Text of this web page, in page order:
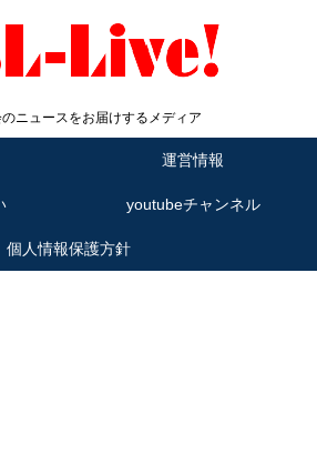
ニュースをお届けするメディア
運営情報
youtubeチャンネル
個人情報保護方針